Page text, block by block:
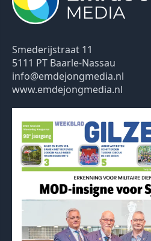
Smederijstraat 11
5111 PT Baarle-Nassau
info@emdejongmedia.nl
www.emdejongmedia.nl